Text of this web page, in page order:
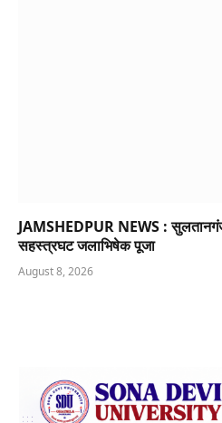
JAMSHEDPUR NEWS :
सहस्त्रघट जलाभिषेक पूजा
August 8, 2026